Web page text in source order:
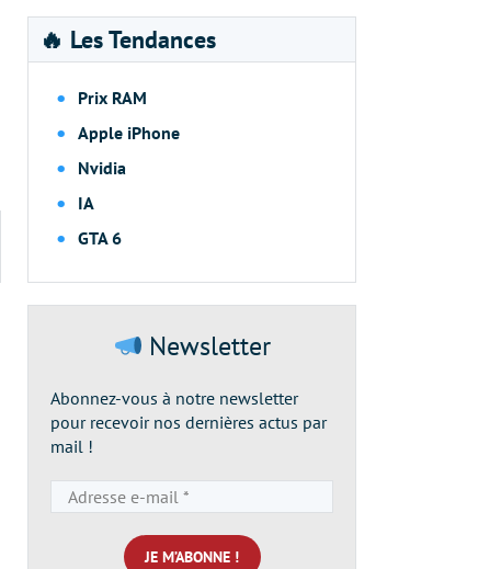
🔥 Les Tendances
Prix RAM
Apple iPhone
Nvidia
IA
GTA 6
Newsletter
Abonnez-vous à notre newsletter
pour recevoir nos dernières actus par
mail !
e-
mail
*